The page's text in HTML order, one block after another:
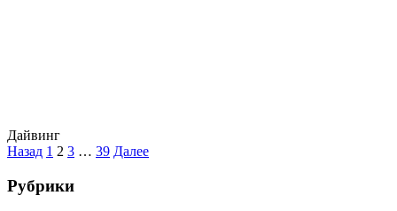
Дайвинг
Пагинация
записей
Назад 1 2 3 … 39 Далее
Рубрики